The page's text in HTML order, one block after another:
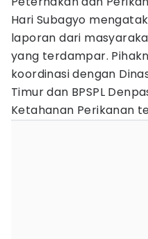
Hari Subagyo
laporan dari
yang terdampar.
koordinasi dengan
Timur dan BPSPL
Ketahanan Perikanan